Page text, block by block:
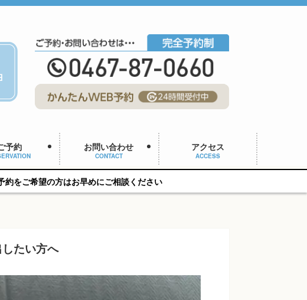
予約 お問い合わせ
CONTACT
アクセス
ACCESS
早めにご相談ください
たい方へ